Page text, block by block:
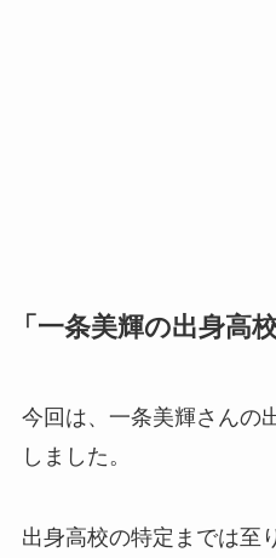
「一条美輝の出身高
今回は、一条美輝さんの
しました。
出身高校の特定までは至